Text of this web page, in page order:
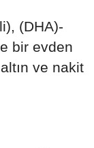
(DHA)-
bir evden
ve nakit